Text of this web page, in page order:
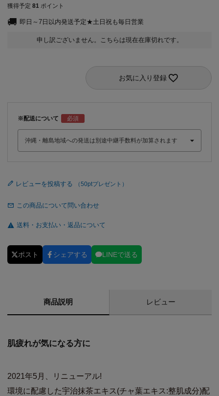
獲得予定 81 ポイント
即日～7日以内発送予定★土日祝も毎日営業
申し訳ございません。こちらは現在在庫切れです。
お気に入り登録
※配送について
レビューを投稿する
この商品について問い合わせ
送料・お支払い・返品について
ポスト シェアする LINEで送る
商品説明 レビュー
肌疲れが気になる方に
2021年5月、リニューアル!
環境に配慮した宇治抹茶エキス(チャ葉エキス:整肌成分)配